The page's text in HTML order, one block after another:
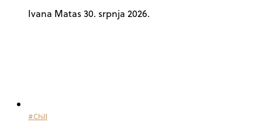
Ivana Matas30. srpnja 2026.
#Chill